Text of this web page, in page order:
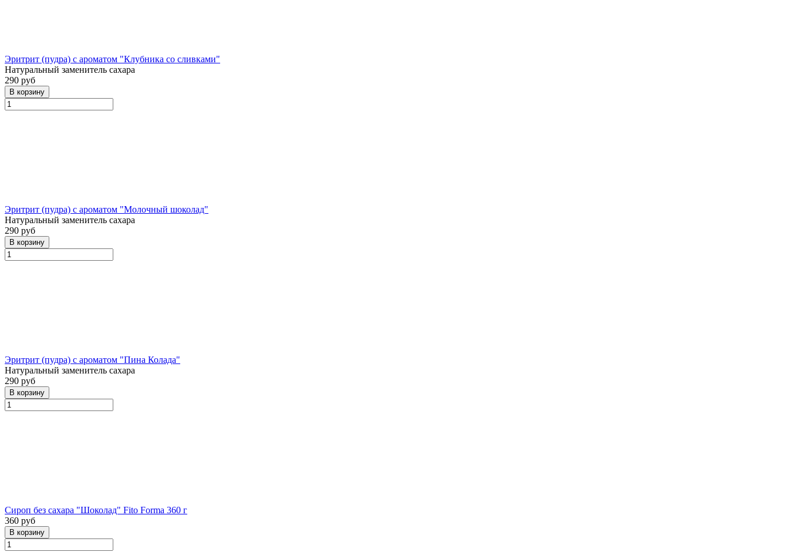
Эритрит (пудра) с ароматом "Клубника со сливками"
Натуральный заменитель сахара
290 руб
Эритрит (пудра) с ароматом "Молочный шоколад"
Натуральный заменитель сахара
290 руб
Эритрит (пудра) с ароматом "Пина Колада"
Натуральный заменитель сахара
290 руб
Сироп без сахара "Шоколад" Fito Forma 360 г
360 руб